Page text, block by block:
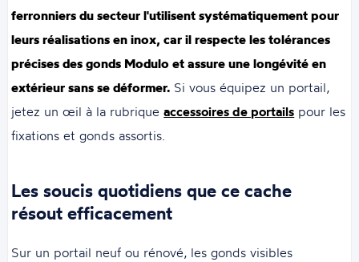
ferronniers du secteur l'utilisent systématiquement pour
leurs réalisations en inox, car il respecte les tolérances
précises des gonds Modulo et assure une longévité en
extérieur sans se déformer. Si vous équipez un portail,
jetez un œil à la rubriqueaccessoires de portails pour les
fixations et gonds assortis.
Les soucis quotidiens que ce cache
résout efficacement
Sur un portail neuf ou rénové, les gonds visibles